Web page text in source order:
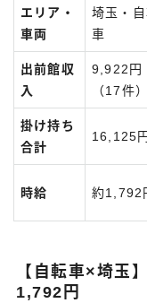
エリア・
車両
埼玉・
車
出前館収
入
9,922円
（17件）
掛け持ち
合計
16,125円
時給 約1,792
【自転車×埼玉
1,792円